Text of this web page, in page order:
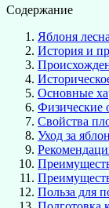
Содержание
Яблоня
История и
Основные
Физические
Свойства
Уход за
Польза для